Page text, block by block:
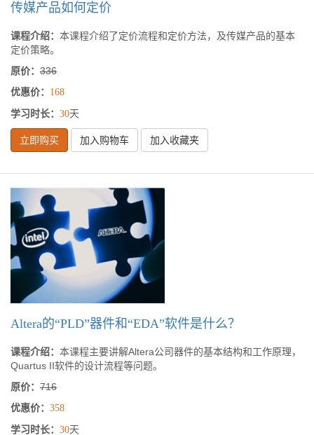
传媒产品如何定价
课程介绍： 本课程介绍了定价流程和定价方法，及传媒产品的基本
定价策略。
原价： 336
优惠价： 168
学习时长： 30天
立即购买 加入购物车 加入收藏夹
Altera的“PLD”器件和“EDA”软件是什么？
课程介绍： 本课程主要讲解Altera公司器件的基本结构和工作原理，
Quartus II软件的设计流程等问题。
原价： 716
优惠价： 358
学习时长： 30天